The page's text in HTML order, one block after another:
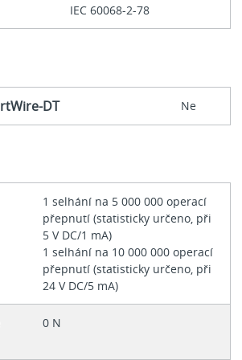
IEC 60068-2-78
DT Ne
1 selhání na 5 000 000 operací
přepnutí (statisticky určeno, při
5 V DC/1 mA)
1 selhání na 10 000 000 operací
přepnutí (statisticky určeno, při
24 V DC/5 mA)
0 N